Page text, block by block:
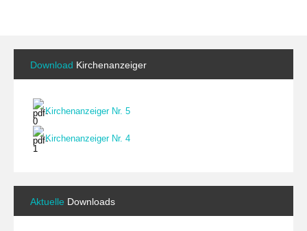
Download Kirchenanzeiger
Kirchenanzeiger Nr. 5
Kirchenanzeiger Nr. 4
Aktuelle Downloads